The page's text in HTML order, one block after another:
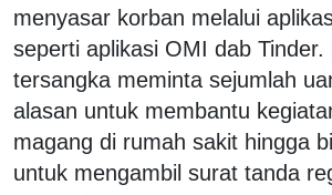
menyasar korban melalui
seperti aplikasi OMI dab Tinder.
tersangka meminta sejumlah
alasan untuk membantu
magang di rumah sakit hingga
untuk mengambil surat tanda